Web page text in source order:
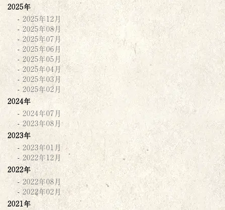
2025年
2025年12月
2025年08月
2025年07月
2025年06月
2025年05月
2025年04月
2025年03月
2025年02月
2024年
2024年07月
2023年08月
2023年
2023年01月
2022年12月
2022年
2022年08月
2022年02月
2021年